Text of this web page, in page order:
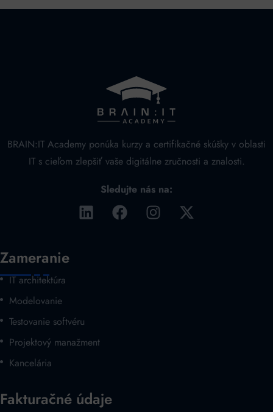
BRAIN:IT Academy ponúka kurzy a certifikačné skúšky v oblasti
IT s cieľom zlepšiť vaše digitálne zručnosti a znalosti.
Sledujte nás na:
Zameranie
IT architektúra
Modelovanie
Testovanie softvéru
Projektový manažment
Kancelária
Fakturačné údaje